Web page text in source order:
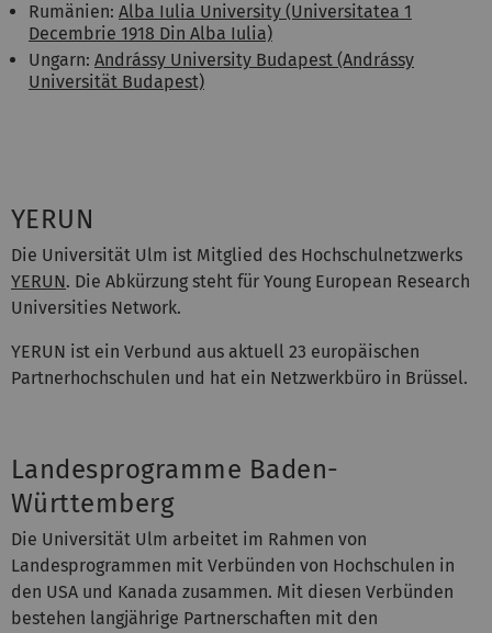
Rumänien: Alba Iulia University (Universitatea 1
Decembrie 1918 Din Alba Iulia)
Ungarn: Andrássy University Budapest (Andrássy
Universität Budapest)
YERUN
Die Universität Ulm ist Mitglied des Hochschulnetzwerks
YERUN. Die Abkürzung steht für Young European Research
Universities Network.
YERUN ist ein Verbund aus aktuell 23 europäischen
Partnerhochschulen und hat ein Netzwerkbüro in Brüssel.
Landesprogramme Baden-
Württemberg
Die Universität Ulm arbeitet im Rahmen von
Landesprogrammen mit Verbünden von Hochschulen in
den USA und Kanada zusammen. Mit diesen Verbünden
bestehen langjährige Partnerschaften mit den